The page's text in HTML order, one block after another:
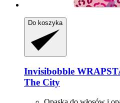
Do koszyka
Invisibobble
The City